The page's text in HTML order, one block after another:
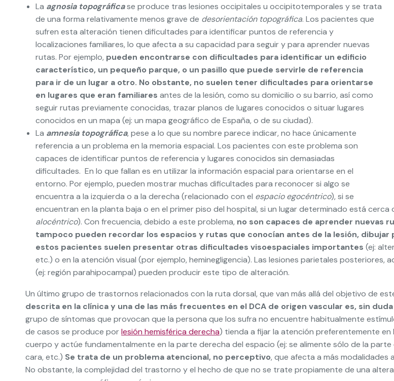
La agnosia topográficase produce tras lesiones occipitales u occipitotemporales y se trata
de una forma relativamente menos grave de desorientación topográfica. Los pacientes que
sufren esta alteración tienen dificultades para identificar puntos de referencia y
localizaciones familiares, lo que afecta a su capacidad para seguir y para aprender nuevas
rutas. Por ejemplo, pueden encontrarse con dificultades para identificar un edificio
característico, un pequeño parque, o un pasillo que puede servirle de referencia
para ir de un lugar a otro. No obstante, no suelen tener dificultades para orientarse
en lugares que eran familiares antes de la lesión, como su domicilio o su barrio, así como
seguir rutas previamente conocidas, trazar planos de lugares conocidos o situar lugares
conocidos en un mapa (ej: un mapa geográfico de España, o de su ciudad).
La amnesia topográfica, pese a lo que su nombre parece indicar, no hace únicamente
referencia a un problema en la memoria espacial. Los pacientes con este problema son
capaces de identificar puntos de referencia y lugares conocidos sin demasiadas
dificultades. En lo que fallan es en utilizar la información espacial para orientarse en el
entorno. Por ejemplo, pueden mostrar muchas dificultades para reconocer si algo se
encuentra a la izquierda o a la derecha (relacionado con el espacio egocéntrico), si se
encuentran en la planta baja o en el primer piso del hospital, si un lugar determinado está
alocéntrico). Con frecuencia, debido a este problema, no son capaces de aprender nuevas
tampoco pueden recordar los espacios y rutas que conocían antes de la lesión,
estos pacientes suelen presentar otras dificultades visoespaciales importantes (ej:
etc.) o en la atención visual (por ejemplo, heminegligencia). Las lesiones parietales posteriores,
(ej: región parahipocampal) pueden producir este tipo de alteración.
Un último grupo de trastornos relacionados con la ruta dorsal, que van más allá del objetivo de
descrita en la clínica y una de las más frecuentes en el DCA de origen vascular es, sin duda
grupo de síntomas que provocan que la persona que los sufra no encuentre habitualmente
de casos se produce porlesión hemisférica derecha) tienda a fijar la atención preferentemente
cuerpo y actúe fundamentalmente en la parte derecha del espacio (ej: se alimente sólo de la
cara, etc.) Se trata de un problema atencional, no perceptivo, que afecta a más modalidades
No obstante, la complejidad del trastorno y el hecho de que no se trate propiamente de una